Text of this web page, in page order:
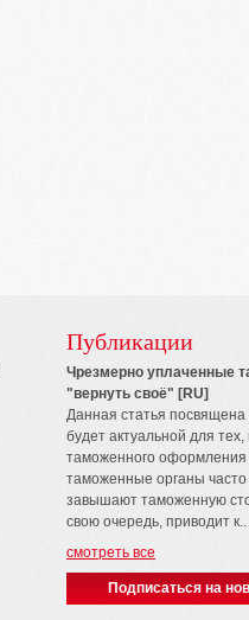
Публикации
Чрезмерно уплаченные
"вернуть своё" [RU]
Данная статья посвящена
будет актуальной для
таможенного оформления
таможенные органы
завышают таможенную
свою очередь, приводит к..
смотреть все
Подписаться на